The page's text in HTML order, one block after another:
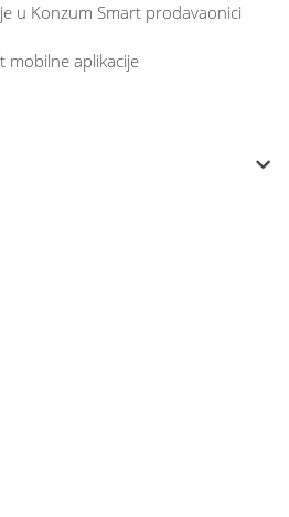
u Konzum Smart prodavaonici
mobilne aplikacije